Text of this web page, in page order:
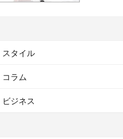
スタイル
コラム
ビジネス